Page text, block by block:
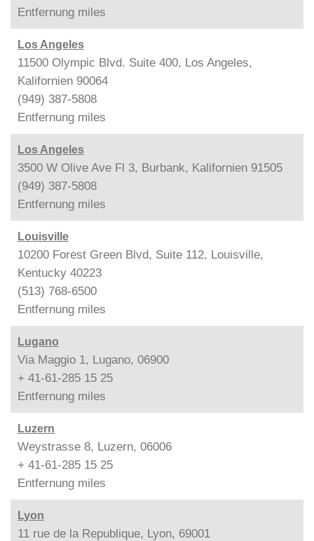
Entfernung miles
Los Angeles
11500 Olympic Blvd. Suite 400, Los Angeles,
Kalifornien 90064
(949) 387-5808
Entfernung miles
Los Angeles
3500 W Olive Ave Fl 3, Burbank, Kalifornien 91505
(949) 387-5808
Entfernung miles
Louisville
10200 Forest Green Blvd, Suite 112, Louisville,
Kentucky 40223
(513) 768-6500
Entfernung miles
Lugano
Via Maggio 1, Lugano, 06900
+ 41-61-285 15 25
Entfernung miles
Luzern
Weystrasse 8, Luzern, 06006
+ 41-61-285 15 25
Entfernung miles
Lyon
11 rue de la Republique, Lyon, 69001